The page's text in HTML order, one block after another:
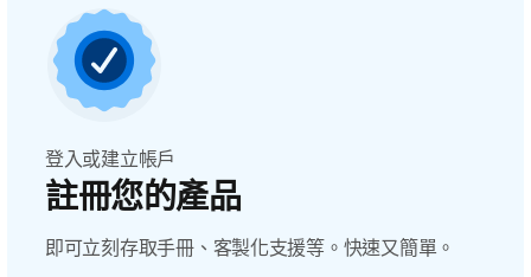
登入或建立帳戶
註冊您的產品
即可立刻存取手冊、客製化支援等。快速又簡單。